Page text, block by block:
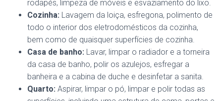
rodapés, limpeza de móveis e esvaziamento do lixo.
Cozinha: Lavagem da loiça, esfregona, polimento de
todo o interior dos eletrodomésticos da cozinha,
bem como de quaisquer superfícies de cozinha.
Casa de banho: Lavar, limpar o radiador e a torneira
da casa de banho, polir os azulejos, esfregar a
banheira e a cabina de duche e desinfetar a sanita.
Quarto: Aspirar, limpar o pó, limpar e polir todas as